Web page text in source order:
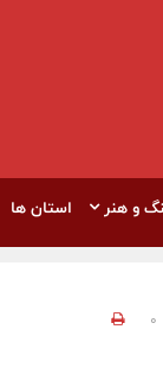
و هنر استان ها
0